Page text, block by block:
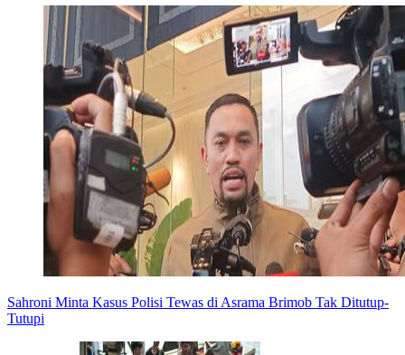
Sahroni Minta Kasus Polisi Tewas di Asrama Brimob Tak Ditutup-
Tutupi